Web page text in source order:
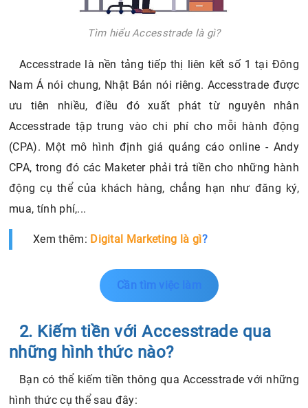
Tìm hiểu Accesstrade là gì?
Accesstrade là nền tảng tiếp thị liên kết số 1 tại Đông
Nam Á nói chung, Nhật Bản nói riêng. Accesstrade được
ưu tiên nhiều, điều đó xuất phát từ nguyên nhân
Accesstrade tập trung vào chi phí cho mỗi hành động
(CPA). Một mô hình định giá quảng cáo online - Andy
CPA, trong đó các Maketer phải trả tiền cho những hành
động cụ thể của khách hàng, chẳng hạn như đăng ký,
mua, tính phí,...
Xem thêm: Digital Marketing là gì?
Cần tìm việc làm
2. Kiếm tiền với Accesstrade qua
những hình thức nào?
Bạn có thể kiếm tiền thông qua Accesstrade với những
hình thức cụ thể sau đây: